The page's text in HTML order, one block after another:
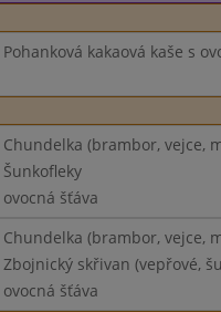
Pohanková kakaová kaše s
Chundelka (brambor, vejce,
Šunkofleky
ovocná šťáva
Chundelka (brambor, vejce,
Zbojnický skřivan (vepřové,
ovocná šťáva